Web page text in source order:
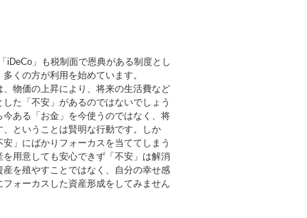
iDeCo」も税制面で恩典がある制度とし
くの方が利用を始めています。
物価の上昇により、将来の生活費など
した「不安」があるのではないでしょう
今ある「お金」を今使うのではなく、将
、ということは賢明な行動です。しか
安」にばかりフォーカスを当ててしまう
を用意しても安心できず「不安」は解消
産を殖やすことではなく、自分の幸せ感
フォーカスした資産形成をしてみません